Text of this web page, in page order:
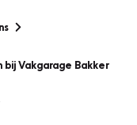
bij Vakgarage Bakker